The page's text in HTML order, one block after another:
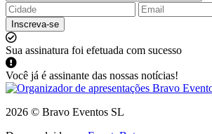
Inscreva-se
Sua assinatura foi efetuada com sucesso
Você já é assinante das nossas notícias!
2026 © Bravo Eventos SL